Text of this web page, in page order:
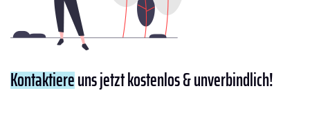
Kontaktiereuns jetzt kostenlos & unverbindlich!